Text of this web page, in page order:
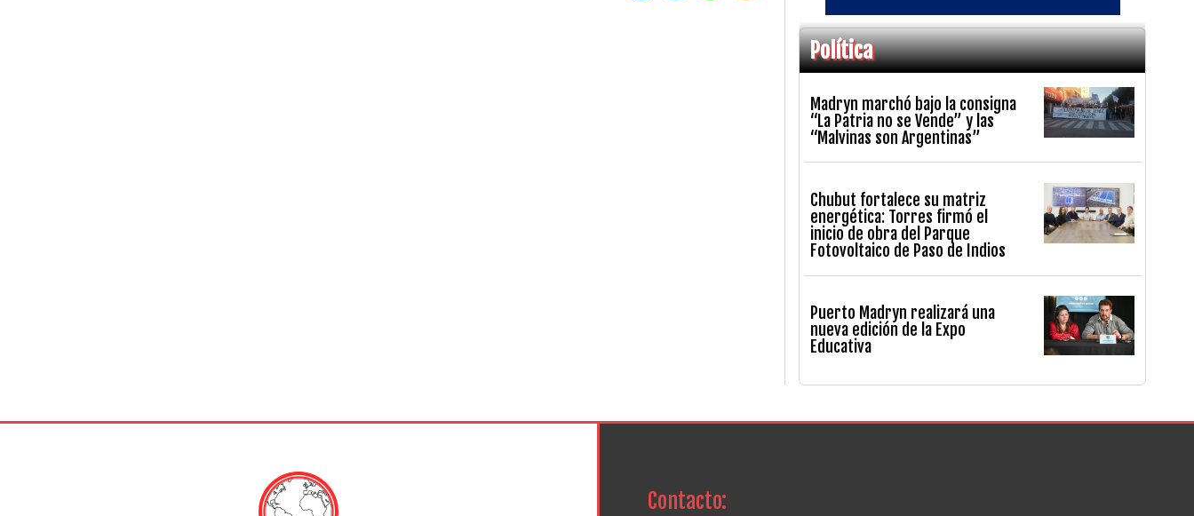
Política
Madryn marchó bajo la consigna
“La Patria no se Vende” y las
“Malvinas son Argentinas”
Chubut fortalece su matriz
energética: Torres firmó el
inicio de obra del Parque
Fotovoltaico de Paso de Indios
Puerto Madryn realizará una
nueva edición de la Expo
Educativa
Contacto: